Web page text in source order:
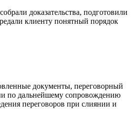
доказательства, подготовили
клиенту понятный порядок
документы, переговорный
по дальнейшему сопровождению
переговоров при слиянии и